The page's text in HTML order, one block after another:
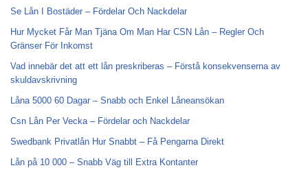
Se Lån I Bostäder – Fördelar Och Nackdelar
Hur Mycket Får Man Tjäna Om Man Har CSN Lån – Regler Och
Gränser För Inkomst
Vad innebär det att ett lån preskriberas – Förstå konsekvenserna av
skuldavskrivning
Låna 5000 60 Dagar – Snabb och Enkel Låneansökan
Csn Lån Per Vecka – Fördelar och Nackdelar
Swedbank Privatlån Hur Snabbt – Få Pengarna Direkt
Lån på 10 000 – Snabb Väg till Extra Kontanter